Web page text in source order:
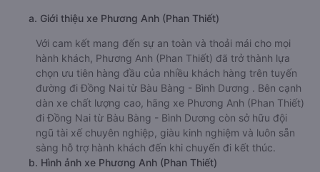
a. Giới thiệu xe Phương Anh (Phan Thiết)
Với cam kết mang đến sự an toàn và thoải mái cho mọi
hành khách, Phương Anh (Phan Thiết) đã trở thành lựa
chọn ưu tiên hàng đầu của nhiều khách hàng trên tuyến
đường đi Đồng Nai từ Bàu Bàng - Bình Dương . Bên cạnh
dàn xe chất lượng cao, hãng xe Phương Anh (Phan Thiết)
đi Đồng Nai từ Bàu Bàng - Bình Dương còn sở hữu đội
ngũ tài xế chuyên nghiệp, giàu kinh nghiệm và luôn sẵn
sàng hỗ trợ hành khách đến khi chuyến đi kết thúc.
b. Hình ảnh xe Phương Anh (Phan Thiết)